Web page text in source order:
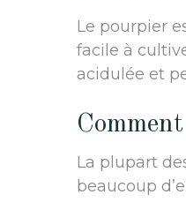
Le pourpier
facile à
acidulée et
La plupart
beaucoup